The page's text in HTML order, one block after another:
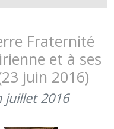
Fraternité
et à ses
juin 2016)
juillet 2016